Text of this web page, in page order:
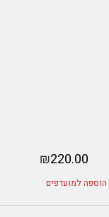
₪220.00
הוספה למועדפים